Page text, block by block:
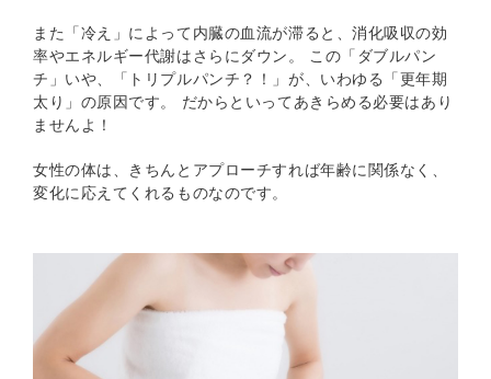
また「冷え」によって内臓の血流が滞ると、消化吸収の効
率やエネルギー代謝はさらにダウン。 この「ダブルパン
チ」いや、「トリプルパンチ？！」が、いわゆる「更年期
太り」の原因です。 だからといってあきらめる必要はあり
ませんよ！
女性の体は、きちんとアプローチすれば年齢に関係なく、
変化に応えてくれるものなのです。